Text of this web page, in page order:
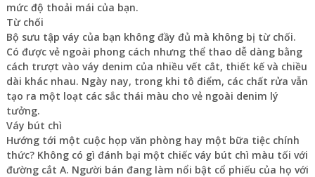
mức độ thoải mái của bạn.
Từ chối
Bộ sưu tập váy của bạn không đầy đủ mà không bị từ chối.
Có được vẻ ngoài phong cách nhưng thể thao dễ dàng bằng
cách trượt vào váy denim của nhiều vết cắt, thiết kế và chiều
dài khác nhau. Ngày nay, trong khi tô điểm, các chất rửa vẫn
tạo ra một loạt các sắc thái màu cho vẻ ngoài denim lý
tưởng.
Váy bút chì
Hướng tới một cuộc họp văn phòng hay một bữa tiệc chính
thức? Không có gì đánh bại một chiếc váy bút chì màu tối với
đường cắt A. Người bán đang làm nổi bật cổ phiếu của họ với